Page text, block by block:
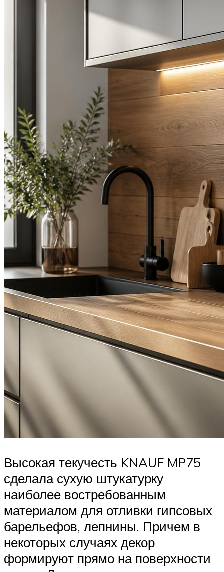
Высокая текучесть KNAUF MP75
сделала сухую штукатурку
наиболее востребованным
материалом для отливки гипсовых
барельефов, лепнины. Причем в
некоторых случаях декор
формируют прямо на поверхности